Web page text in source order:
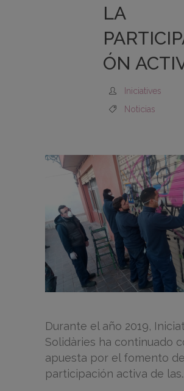
LA
ÓN
Iniciatives
Noticias
Durante el año 2019,
Solidàries ha continuado
apuesta por el fomento
participación activa de